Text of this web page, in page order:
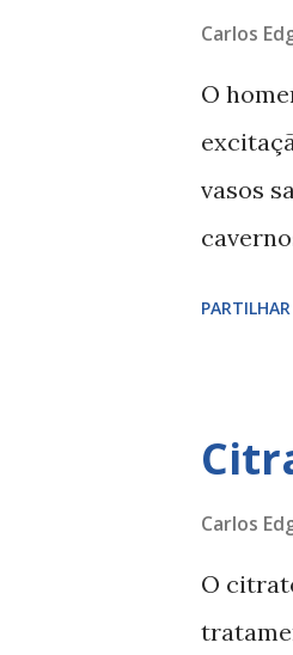
Carlos
O
vasos
aqui
ser
seu
PARTILHAR
Carlos
O